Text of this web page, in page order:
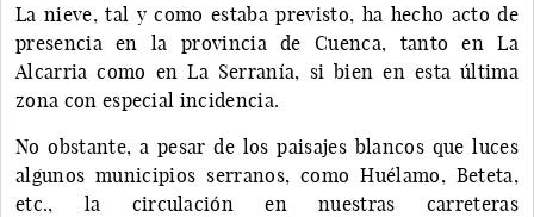
La nieve, tal y como estaba previsto, ha hecho acto de
presencia en la provincia de Cuenca, tanto en La
Alcarria como en La Serranía, si bien en esta última
zona con especial incidencia.
No obstante, a pesar de los paisajes blancos que luces
algunos municipios serranos, como Huélamo, Beteta,
etc., la circulación en nuestras carreteras